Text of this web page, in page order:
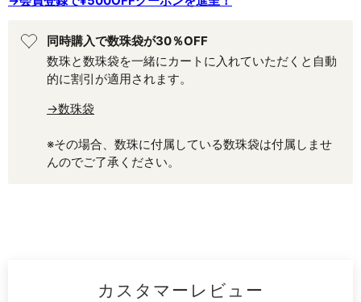
同時購入で数珠袋が30％OFF
数珠と数珠袋を一緒にカートに入れていただくと自動
的に割引が適用されます。
→数珠袋
※その場合、数珠に付属している数珠袋は付属しませ
んのでご了承ください。
カスタマーレビュー